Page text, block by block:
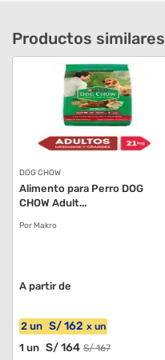
Productos similares
DOG CHOW
Alimento para Perro DOG
CHOW Adult...
Por Makro
A partir de
2 un S/162 x un
1 un S/164 S/167